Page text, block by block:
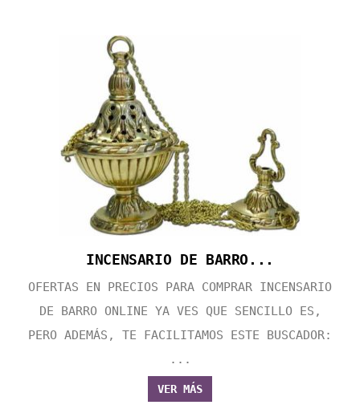
INCENSARIO DE BARRO...
OFERTAS EN PRECIOS PARA COMPRAR INCENSARIO
DE BARRO ONLINE YA VES QUE SENCILLO ES,
PERO ADEMÁS, TE FACILITAMOS ESTE BUSCADOR:
...
VER MÁS